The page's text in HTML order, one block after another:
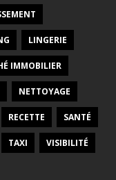
LINGERIE
IMMOBILIER
NETTOYAGE
RECETTE SANTÉ
TAXI VISIBILITÉ